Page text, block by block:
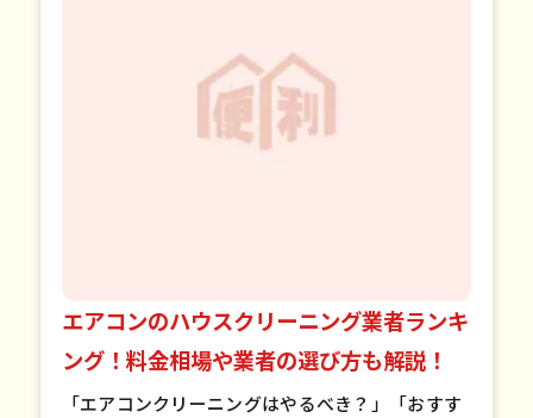
エアコンのハウスクリーニング業者ランキ
ング！料金相場や業者の選び方も解説！
「エアコンクリーニングはやるべき？」「おすす